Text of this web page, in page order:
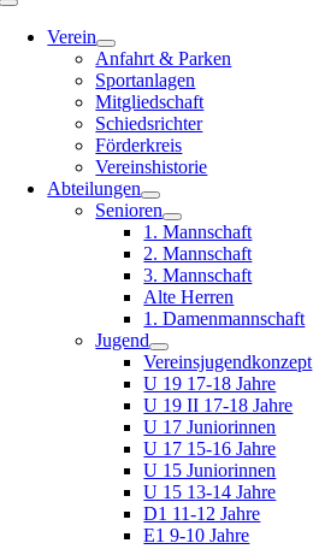
Toggle
NavigationVerein
Anfahrt & Parken
Sportanlagen
Mitgliedschaft
Schiedsrichter
Förderkreis
Vereinshistorie
Abteilungen
Senioren
1. Mannschaft
2. Mannschaft
3. Mannschaft
Alte Herren
1. Damenmannschaft
Jugend
Vereinsjugendkonzept
U 19 17-18 Jahre
U 19 II 17-18 Jahre
U 17 Juniorinnen
U 17 15-16 Jahre
U 15 Juniorinnen
U 15 13-14 Jahre
D1 11-12 Jahre
E1 9-10 Jahre